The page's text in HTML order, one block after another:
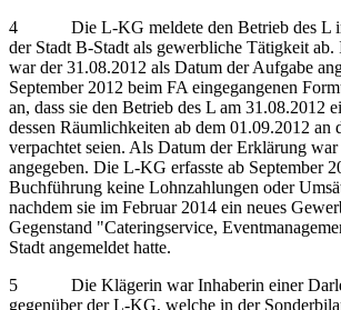
4 Die L-KG meldete den Betrieb des L
der Stadt B-Stadt als gewerbliche Tätigkeit
war der 31.08.2012 als Datum der Aufgabe
September 2012 beim FA eingegangenen
an, dass sie den Betrieb des L am 31.08.2012
dessen Räumlichkeiten ab dem 01.09.2012 an
verpachtet seien. Als Datum der Erklärung
angegeben. Die L-KG erfasste ab September
Buchführung keine Lohnzahlungen oder
nachdem sie im Februar 2014 ein neues
Gegenstand "Cateringservice,
Stadt angemeldet hatte.
5 Die Klägerin war Inhaberin einer
gegenüber der L-KG, welche in der